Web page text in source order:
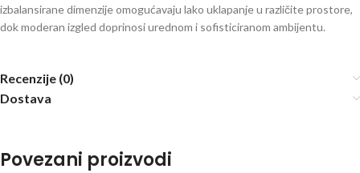
izbalansirane dimenzije omogućavaju lako uklapanje u različite prostore,
dok moderan izgled doprinosi urednom i sofisticiranom ambijentu.
Recenzije (0)
Dostava
Povezani proizvodi